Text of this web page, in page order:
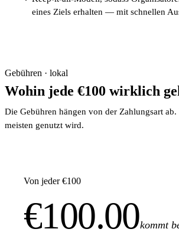
eines Ziels erhalten — mit schnellen
Gebühren · lokal
Wohin jede €100 wirklich
Die Gebühren hängen von der Zahlungsart
meisten genutzt wird.
Von jeder €100
€100.00kommt